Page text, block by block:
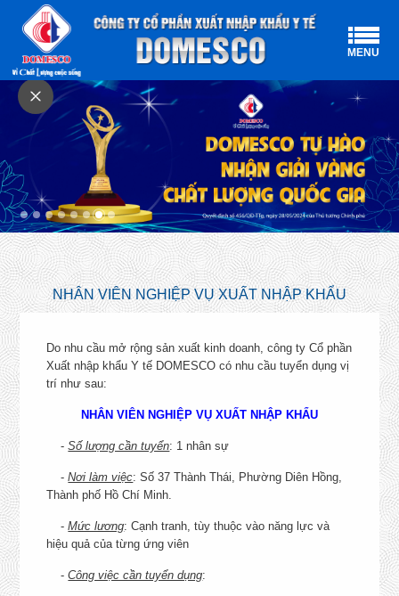
MENU
NHÂN VIÊN NGHIỆP VỤ XUẤT NHẬP KHẨU
Do nhu cầu mở rộng sản xuất kinh doanh, công ty Cổ phần
Xuất nhập khẩu Y tế DOMESCO có nhu cầu tuyển dụng vị
trí như sau:
NHÂN VIÊN NGHIỆP VỤ XUẤT NHẬP KHẨU
-Số lượng cần tuyển: 1 nhân sự
-Nơi làm việc: Số 37 Thành Thái, Phường Diên Hồng,
Thành phố Hồ Chí Minh.
-Mức lương: Cạnh tranh, tùy thuộc vào năng lực và
hiệu quả của từng ứng viên
-Công việc cần tuyển dụng:
CHÍNH SÁCH NHÂN SỰ
công nhân lao động của công ty bao gồm: chính sách bảo hiểm
chăm sóc sức khỏe đặc biệt và bảo hiểm nhân thọ cho các
nhân sự chủ chốt, hoạt động teambuilding, thực hiện nhiều
nhân viên làm việc xa nhà, phụ cấp chức vụ, trách nhiệm...,
chính sách thưởng vào các ngày thành lập Công ty và lễ trong
chương trình chăm lo cho con em của người lao động. Riêng
đối với nữ cán bộ công nhân viên có thêm các hoạt động đặc
nữ Việt Nam 20/10, Hội thi nấu ăn, phụ cấp hỗ trợ khi sinh
chơi phong phú và hấp dẫn giúp người lao động giải trí, thư